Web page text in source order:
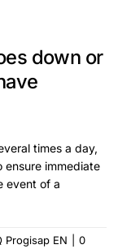
down or
times a day,
ensure immediate
event of a
Progisap EN
0